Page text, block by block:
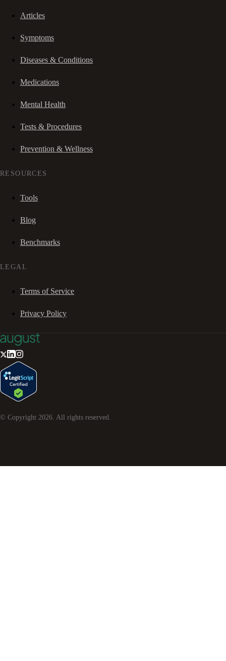
Articles
Symptoms
Diseases & Conditions
Medications
Mental Health
Tests & Procedures
Prevention & Wellness
RESOURCES
Tools
Blog
Benchmarks
LEGAL
Terms of Service
Privacy Policy
© Copyright 2026 . All rights reserved.